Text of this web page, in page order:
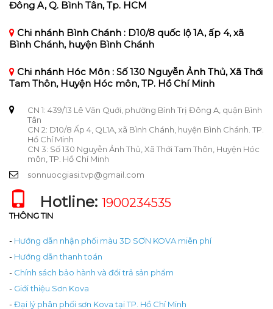
Đông A, Q. Bình Tân, Tp. HCM
Chi nhánh Bình Chánh : D10/8 quốc lộ 1A, ấp 4, xã
Bình Chánh, huyện Bình Chánh
Chi nhánh Hóc Môn : Số 130 Nguyễn Ảnh Thủ, Xã Thới
Tam Thôn, Huyện Hóc môn, TP. Hồ Chí Minh
CN 1: 439/13 Lê Văn Quới, phường Bình Trị Đông A, quận Bình
Tân
CN 2: D10/8 Ấp 4, QL1A, xã Bình Chánh, huyện Bình Chánh. TP.
Hồ Chí Minh
CN 3: Số 130 Nguyễn Ảnh Thủ, Xã Thới Tam Thôn, Huyện Hóc
môn, TP. Hồ Chí Minh
sonnuocgiasi.tvp@gmail.com
Hotline: 1900234535
THÔNG TIN
- Hướng dẫn nhận phối màu 3D SƠN KOVA miễn phí
- Hướng dẫn thanh toán
- Chính sách bảo hành và đổi trả sản phẩm
- Giới thiệu Sơn Kova
-Đại lý phân phối sơn Kova tại TP. Hồ Chí Minh